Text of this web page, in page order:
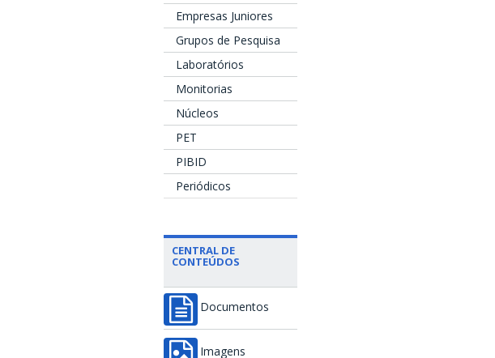
Empresas Juniores
Grupos de Pesquisa
Laboratórios
Monitorias
Núcleos
PET
PIBID
Periódicos
CENTRAL DE
CONTEÚDOS
Documentos
Imagens